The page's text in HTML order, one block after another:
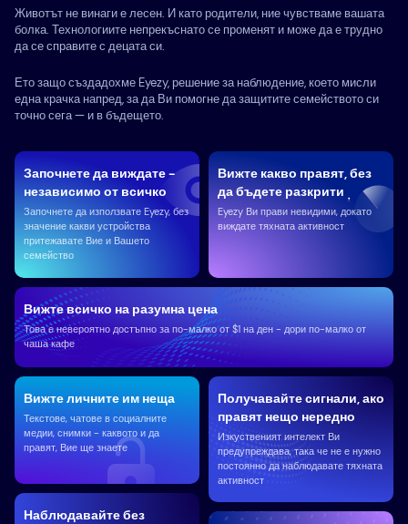
Животът не винаги е лесен. И като родители, ние чувстваме вашата
болка. Технологиите непрекъснато се променят и може да е трудно
да се справите с децата си.
Ето защо създадохме Eyezy, решение за наблюдение, което мисли
една крачка напред, за да Ви помогне да защитите семейството си
точно сега — и в бъдещето.
Започнете да виждате -
независимо от всичко
Започнете да използвате Eyezy, без
значение какви устройства
притежавате Вие ​​и Вашето
семейство
Вижте какво правят, без
да бъдете разкрити
Eyezy Ви прави невидими, докато
виждате тяхната активност
Наблюдавайте без
Вижте личните им неща
Текстове, чатове в социалните
медии, снимки - каквото и да
правят, Вие ще знаете
Вижте всичко на разумна цена
Това е невероятно достъпно за по-малко от $1 на ден - дори по-малко от
чаша кафе
Получавайте сигнали, ако
правят нещо нередно
Изкуственият интелект Ви
предупреждава, така че не е нужно
постоянно да наблюдавате тяхната
активност